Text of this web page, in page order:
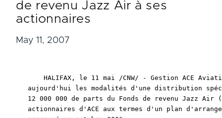
de revenu Jazz Air à ses
actionnaires
May 11, 2007
HALIFAX, le 11 mai /CNW/ - Gestion ACE
aujourd'hui les modalités d'une distribution
12 000 000 de parts du Fonds de revenu Jazz Air
actionnaires d'ACE aux termes d'un plan